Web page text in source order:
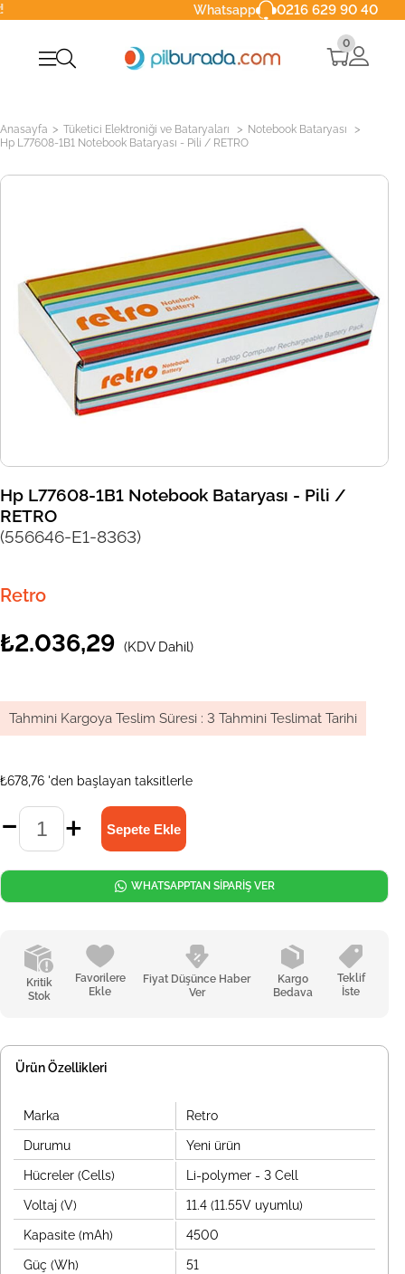
Whatsapp 0216 629 90 40
0
Anasayfa > Tüketici Elektroniği ve Bataryaları > Notebook Bataryası >
Hp L77608-1B1 Notebook Bataryası - Pili / RETRO
Hp L77608-1B1 Notebook Bataryası - Pili /
RETRO
(556646-E1-8363)
Retro
₺2.036,29 (KDV Dahil)
Tahmini Kargoya Teslim Süresi : 3 Tahmini Teslimat Tarihi
₺678,76 'den başlayan taksitlerle
Kritik
Stok
Favorilere
Ekle
Fiyat Düşünce Haber
Ver
Kargo
Bedava
Teklif
İste
WHATSAPPTAN SİPARİŞ VER
Ürün Özellikleri
Marka Retro
Durumu Yeni ürün
Hücreler (Cells) Li-polymer - 3 Cell
Voltaj (V) 11.4 (11.55V uyumlu)
Kapasite (mAh) 4500
Güç (Wh) 51